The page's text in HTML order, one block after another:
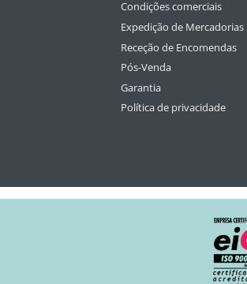
Condições comerciais
Expedição de Mercadorias
Receção de Encomendas
Pós-Venda
Garantia
Política de privacidade